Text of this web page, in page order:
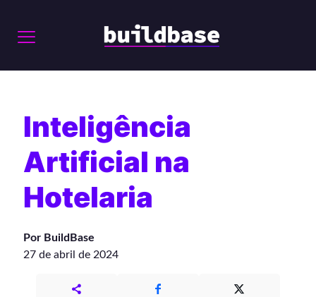
Inteligência
Artificial na
Hotelaria
Por BuildBase
27 de abril de 2024